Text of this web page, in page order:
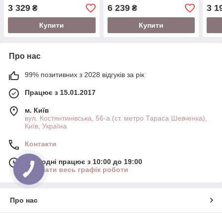
3 329 ₴
Купити
6 239₴
Купити
3
Про нас
99% позитивних з 2028 відгуків за рік
Працює з 15.01.2017
м. Київ
вул. Костянтинівська, 56-а (ст. метро Тараса Шевченка),
Київ, Україна
Контакти
Сьогодні працює з 10:00 до 19:00
Показати весь графік роботи
Про нас